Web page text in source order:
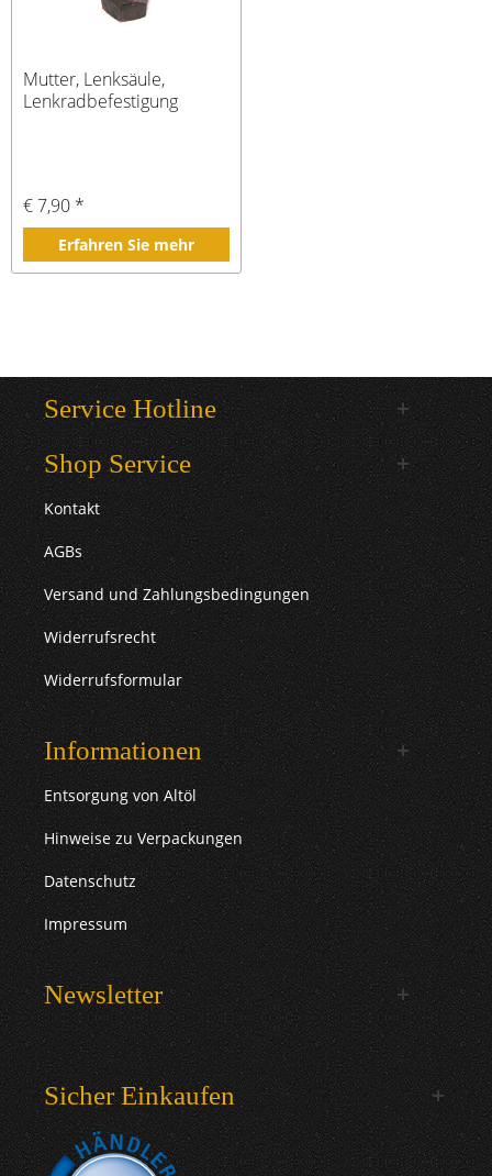
Mutter, Lenksäule,
Lenkradbefestigung
€ 7,90 *
Erfahren Sie mehr
Service Hotline
Shop Service
Kontakt
AGBs
Versand und Zahlungsbedingungen
Widerrufsrecht
Widerrufsformular
Informationen
Entsorgung von Altöl
Hinweise zu Verpackungen
Datenschutz
Impressum
Newsletter
Sicher Einkaufen